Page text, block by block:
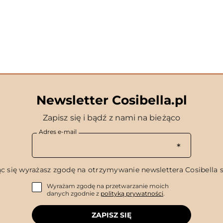
Newsletter Cosibella.pl
Zapisz się i bądź z nami na bieżąco
Adres e-mail
się wyrażasz zgodę na otrzymywanie newslettera Cosibella
Wyrażam zgodę na przetwarzanie moich
danych zgodnie z polityką prywatności.
ZAPISZ SIĘ